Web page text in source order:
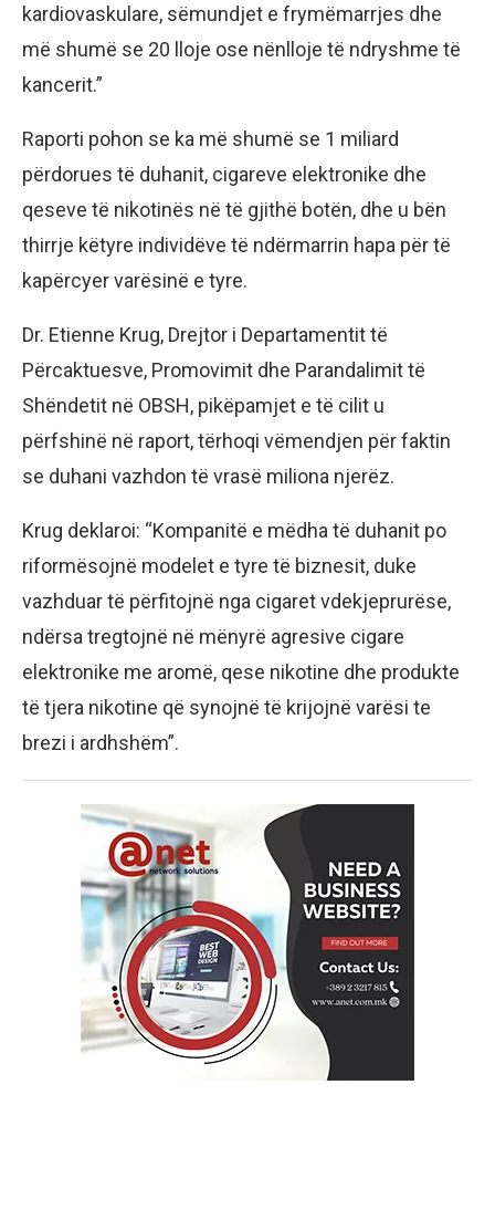
kardiovaskulare, sëmundjet e frymëmarrjes dhe
më shumë se 20 lloje ose nënlloje të ndryshme të
kancerit.”
Raporti pohon se ka më shumë se 1 miliard
përdorues të duhanit, cigareve elektronike dhe
qeseve të nikotinës në të gjithë botën, dhe u bën
thirrje këtyre individëve të ndërmarrin hapa për të
kapërcyer varësinë e tyre.
Dr. Etienne Krug, Drejtor i Departamentit të
Përcaktuesve, Promovimit dhe Parandalimit të
Shëndetit në OBSH, pikëpamjet e të cilit u
përfshinë në raport, tërhoqi vëmendjen për faktin
se duhani vazhdon të vrasë miliona njerëz.
Krug deklaroi: “Kompanitë e mëdha të duhanit po
riformësojnë modelet e tyre të biznesit, duke
vazhduar të përfitojnë nga cigaret vdekjeprurëse,
ndërsa tregtojnë në mënyrë agresive cigare
elektronike me aromë, qese nikotine dhe produkte
të tjera nikotine që synojnë të krijojnë varësi te
brezi i ardhshëm”.